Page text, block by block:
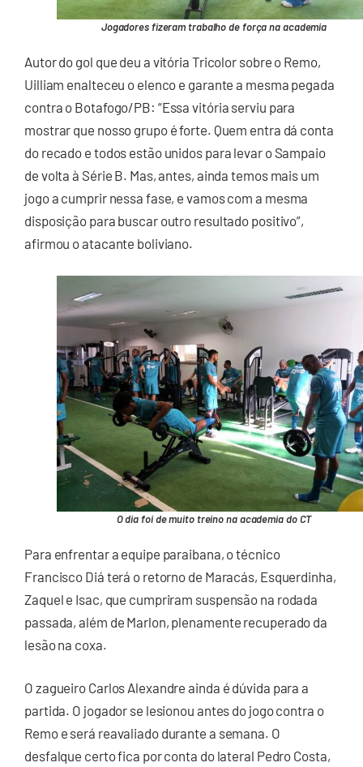
Jogadores fizeram trabalho de força na academia
Autor do gol que deu a vitória Tricolor sobre o Remo,
Uilliam enalteceu o elenco e garante a mesma pegada
contra o Botafogo/PB: “Essa vitória serviu para
mostrar que nosso grupo é forte. Quem entra dá conta
do recado e todos estão unidos para levar o Sampaio
de volta à Série B. Mas, antes, ainda temos mais um
jogo a cumprir nessa fase, e vamos com a mesma
disposição para buscar outro resultado positivo”,
afirmou o atacante boliviano.
O dia foi de muito treino na academia do CT
Para enfrentar a equipe paraibana, o técnico
Francisco Diá terá o retorno de Maracás, Esquerdinha,
Zaquel e Isac, que cumpriram suspensão na rodada
passada, além de Marlon, plenamente recuperado da
lesão na coxa.
O zagueiro Carlos Alexandre ainda é dúvida para a
partida. O jogador se lesionou antes do jogo contra o
Remo e será reavaliado durante a semana. O
desfalque certo fica por conta do lateral Pedro Costa,